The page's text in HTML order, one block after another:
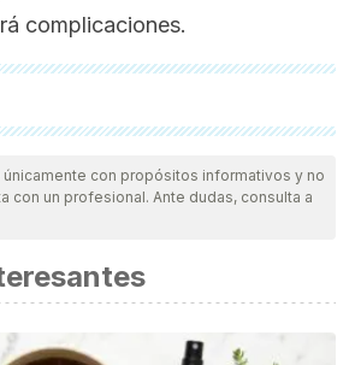
complicaciones.
fueron revisadas a profundidad por
asegurar su calidad, confiabilidad,
bibliografía de este artículo fue
A., Molina, N., & Rodríguez, R. (2008).
bucal y su influencia sobre la
con propósitos informativos y no
con un profesional. Ante dudas, consulta a